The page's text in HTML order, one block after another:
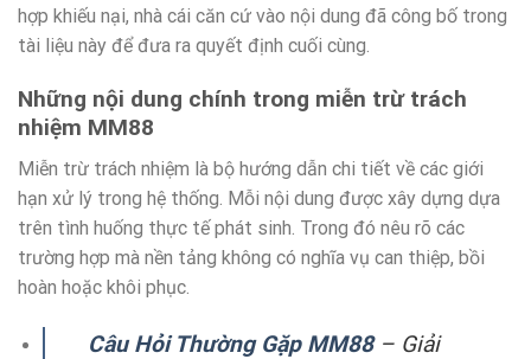
hợp khiếu nại, nhà cái căn cứ vào nội dung đã công bố trong
tài liệu này để đưa ra quyết định cuối cùng.
Những nội dung chính trong miễn trừ trách
nhiệm MM88
Miễn trừ trách nhiệm là bộ hướng dẫn chi tiết về các giới
hạn xử lý trong hệ thống. Mỗi nội dung được xây dựng dựa
trên tình huống thực tế phát sinh. Trong đó nêu rõ các
trường hợp mà nền tảng không có nghĩa vụ can thiệp, bồi
hoàn hoặc khôi phục.
Câu Hỏi Thường Gặp MM88– Giải